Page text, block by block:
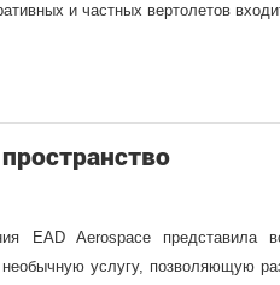
и частных вертолетов
EAD Aerospace представила
необычную услугу, позволяющую